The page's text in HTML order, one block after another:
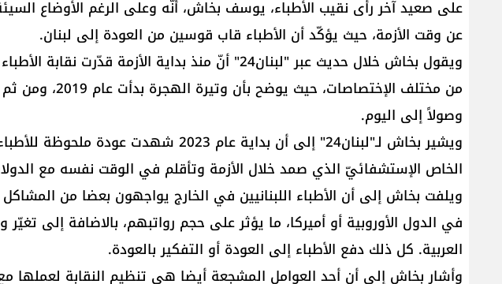
على صعيد آخر رأى نقيب الأطباء، يوسف بخاش، أنّه وعلى الرغم الأوضاع
عن وقت الأزمة، حيث يؤكّد أن الأطباء قاب قوسين من العودة إلى لبنان.
من مختلف الإختصاصات،
وصولاً إلى اليوم.
ويشير بخاش لـ"لبنان24" إلى أن بداية عام 2023
الخاص الإستشفائيّ الذي صمد خلال الأزمة وتأقلم في الوقت نفسه مع
ويلفت بخاش إلى أن الأطباء اللبنانيين في الخارج يواجهون بعضا من
في الدول الأوروبية أو أميركا، ما يؤثر على حجم رواتبهم، بالاضافة إلى
العربية. كل ذلك دفع الأطباء إلى العودة أو التفكير بالعودة.
وأشار بخاش إلى أن أحد العوامل المشجعة أيضا هي تنظيم النقابة لعملها